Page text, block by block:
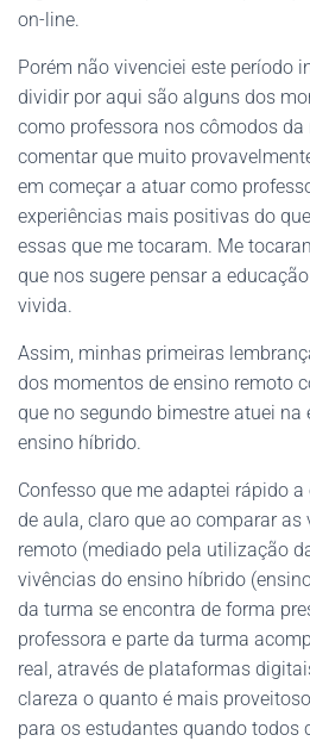
on-line.
Porém não vivenciei este período
dividir por aqui são alguns dos
como professora nos cômodos
comentar que muito
em começar a atuar como
experiências mais positivas do
essas que me tocaram. Me
que nos sugere pensar a
vivida.
Assim, minhas primeiras
dos momentos de ensino remoto
que no segundo bimestre atuei
ensino híbrido.
Confesso que me adaptei rápido
de aula, claro que ao comparar
remoto (mediado pela utilização
vivências do ensino híbrido
da turma se encontra de forma
professora e parte da turma
real, através de plataformas
clareza o quanto é mais
para os estudantes quando todos